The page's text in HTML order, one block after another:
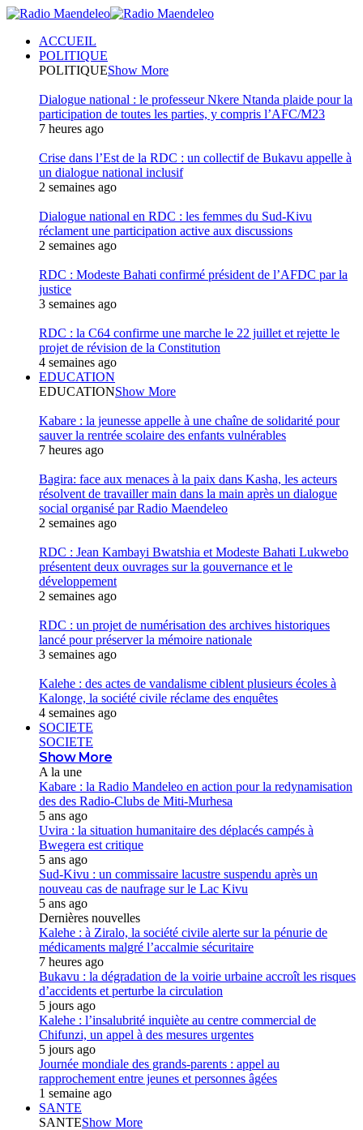
ACCUEIL
POLITIQUE
POLITIQUEShow More
Dialogue national : le professeur Nkere Ntanda plaide pour la
participation de toutes les parties, y compris l’AFC/M23
7 heures ago
Crise dans l’Est de la RDC : un collectif de Bukavu appelle à
un dialogue national inclusif
2 semaines ago
Dialogue national en RDC : les femmes du Sud-Kivu
réclament une participation active aux discussions
2 semaines ago
RDC : Modeste Bahati confirmé président de l’AFDC par la
justice
3 semaines ago
RDC : la C64 confirme une marche le 22 juillet et rejette le
projet de révision de la Constitution
4 semaines ago
EDUCATION
EDUCATIONShow More
Kabare : la jeunesse appelle à une chaîne de solidarité pour
sauver la rentrée scolaire des enfants vulnérables
7 heures ago
Bagira: face aux menaces à la paix dans Kasha, les acteurs
résolvent de travailler main dans la main après un dialogue
social organisé par Radio Maendeleo
2 semaines ago
RDC : Jean Kambayi Bwatshia et Modeste Bahati Lukwebo
présentent deux ouvrages sur la gouvernance et le
développement
2 semaines ago
RDC : un projet de numérisation des archives historiques
lancé pour préserver la mémoire nationale
3 semaines ago
Kalehe : des actes de vandalisme ciblent plusieurs écoles à
Kalonge, la société civile réclame des enquêtes
4 semaines ago
SOCIETE
SOCIETE
Show More
A la une
Kabare : la Radio Mandeleo en action pour la redynamisation
des des Radio-Clubs de Miti-Murhesa
5 ans ago
Uvira : la situation humanitaire des déplacés campés à
Bwegera est critique
5 ans ago
Sud-Kivu : un commissaire lacustre suspendu après un
nouveau cas de naufrage sur le Lac Kivu
5 ans ago
Dernières nouvelles
Kalehe : à Ziralo, la société civile alerte sur la pénurie de
médicaments malgré l’accalmie sécuritaire
7 heures ago
Bukavu : la dégradation de la voirie urbaine accroît les risques
d’accidents et perturbe la circulation
5 jours ago
Kalehe : l’insalubrité inquiète au centre commercial de
Chifunzi, un appel à des mesures urgentes
5 jours ago
Journée mondiale des grands-parents : appel au
rapprochement entre jeunes et personnes âgées
1 semaine ago
SANTE
SANTEShow More